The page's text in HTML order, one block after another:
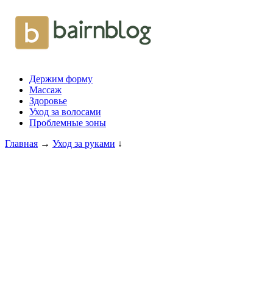
Держим форму
Массаж
Здоровье
Уход за волосами
Проблемные зоны
Главная → Уход за руками ↓